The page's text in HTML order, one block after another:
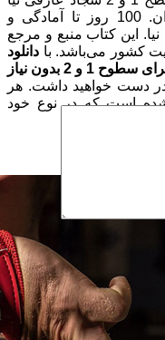
برای زمانی که
ساختار ساز آموزشی کراس فیت ایران. 100 روز تا آمادگی و
این کتاب منبع و مرجع
کشور می‌باشد. با دانلود
کتاب 100 روز تمرین برنامه ریزی شده برای سطوح 1 و 2 بدون نیاز
دست خواهید داشت. هر
شده است که در نوع خود